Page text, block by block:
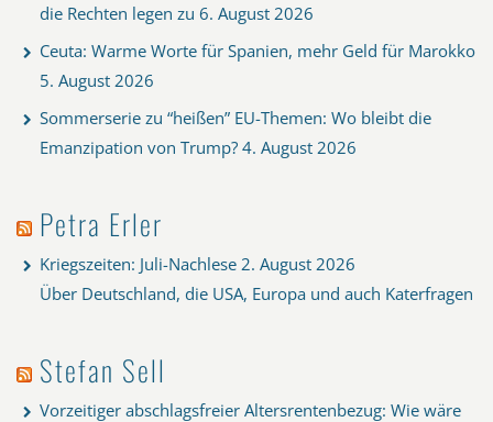
die Rechten legen zu 6. August 2026
Ceuta: Warme Worte für Spanien, mehr Geld für Marokko
5. August 2026
Sommerserie zu “heißen” EU-Themen: Wo bleibt die
Emanzipation von Trump? 4. August 2026
Petra Erler
Kriegszeiten: Juli-Nachlese 2. August 2026
Über Deutschland, die USA, Europa und auch Katerfragen
Stefan Sell
Vorzeitiger abschlagsfreier Altersrentenbezug: Wie wäre